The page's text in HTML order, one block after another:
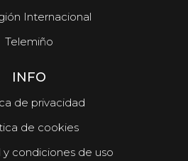
Internacional
Telemiño
INFO
de privacidad
de cookies
y condiciones de uso